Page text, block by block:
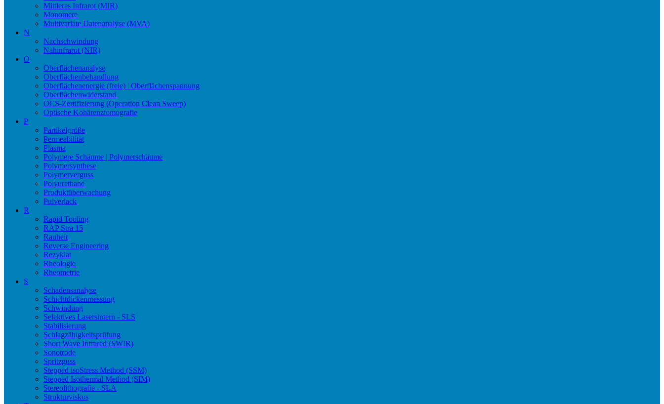
Mittleres Infrarot (MIR)
Monomere
Multivariate Datenanalyse (MVA)
N
Nachschwindung
Nahinfrarot (NIR)
O
Oberflächenanalyse
Oberflächenbehandlung
Oberflächenenergie (freie) | Oberflächenspannung
Oberflächenwiderstand
OCS-Zertifizierung (Operation Clean Sweep)
Optische Kohärenztomografie
P
Partikelgröße
Permeabilität
Plasma
Polymere Schäume | Polymerschäume
Polymersynthese
Polymerverguss
Polyurethane
Produktüberwachung
Pulverlack
R
Rapid Tooling
RAP Stra 15
Rauheit
Reverse Engineering
Rezyklat
Rheologie
Rheometrie
S
Schadensanalyse
Schichtdickenmessung
Schwindung
Selektives Lasersintern - SLS
Stabilisierung
Schlagzähigkeitsprüfung
Short Wave Infrared (SWIR)
Sonotrode
Spritzguss
Stepped isoStress Method (SSM)
Stepped Isothermal Method (SIM)
Stereolithografie - SLA
Strukturviskos